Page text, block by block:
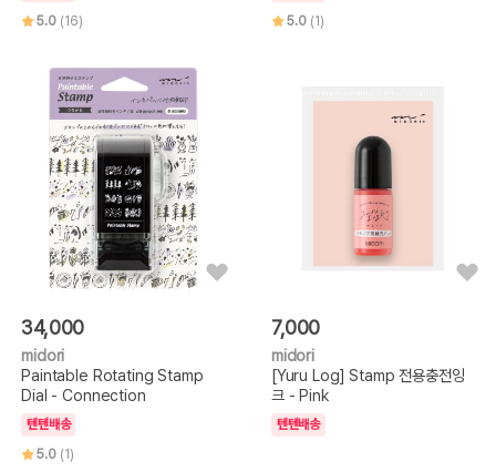
5.0 (16)
5.0 (1)
34,000
midori
Paintable Rotating Stamp
Dial - Connection
텐텐배송
5.0 (1)
7,000
midori
[Yuru Log] Stamp 전용충전잉
크 - Pink
텐텐배송